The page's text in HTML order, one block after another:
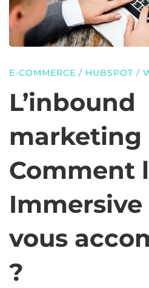
:
l’agence
peut
vous
E-COMMERCE / HUBSPOT /
L’inbound
marketing
Comment
vous
?